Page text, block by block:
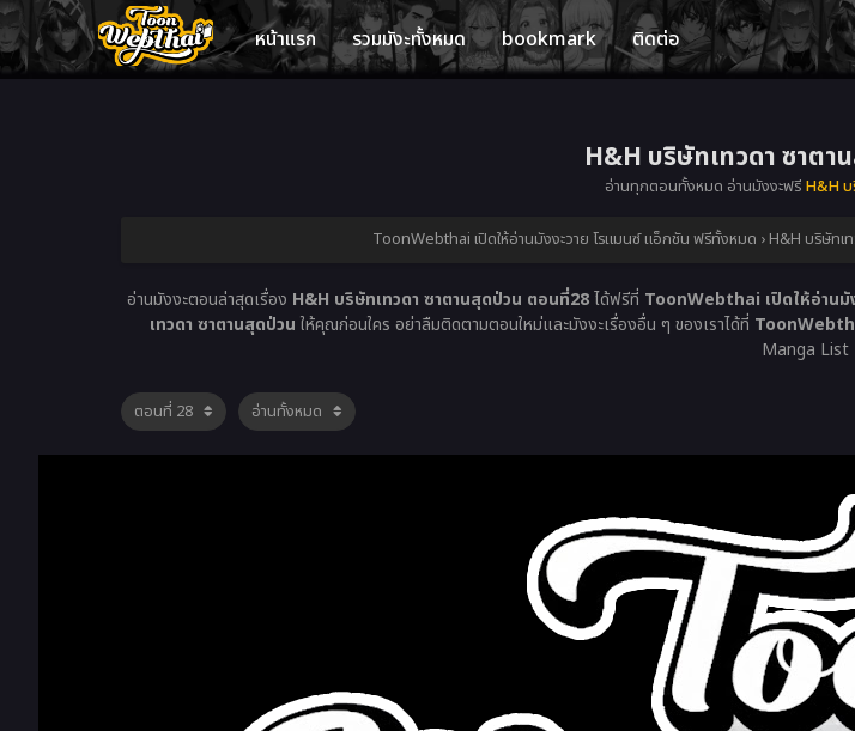
หน้าแรก รวมมังะทั้งหมด bookmark ติดต่อ
H&H บริษัทเทวดา ซาต
อ่านทุกตอนทั้งหมด อ่านมังงะฟรี H&H บ
ToonWebthai เปิดให้อ่านมังงะวาย โรแมนซ์ แอ็กชัน ฟรีทั้งหมด › H&H บริษัทเ
อ่านมังงะตอนล่าสุดเรื่อง H&H บริษัทเทวดา ซาตานสุดป่วน ตอนที่28ได้ฟรีที่ ToonWebthai เปิดให้อ่าน
เทวดา ซาตานสุดป่วน ให้คุณก่อนใคร อย่าลืมติดตามตอนใหม่และมังงะเรื่องอื่น ๆ ของเราได้ที่
Manga List